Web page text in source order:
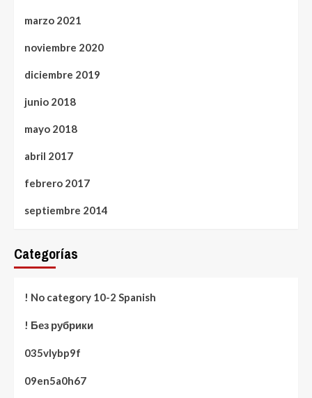
marzo 2021
noviembre 2020
diciembre 2019
junio 2018
mayo 2018
abril 2017
febrero 2017
septiembre 2014
Categorías
! No category 10-2 Spanish
! Без рубрики
035vlybp9f
09en5a0h67